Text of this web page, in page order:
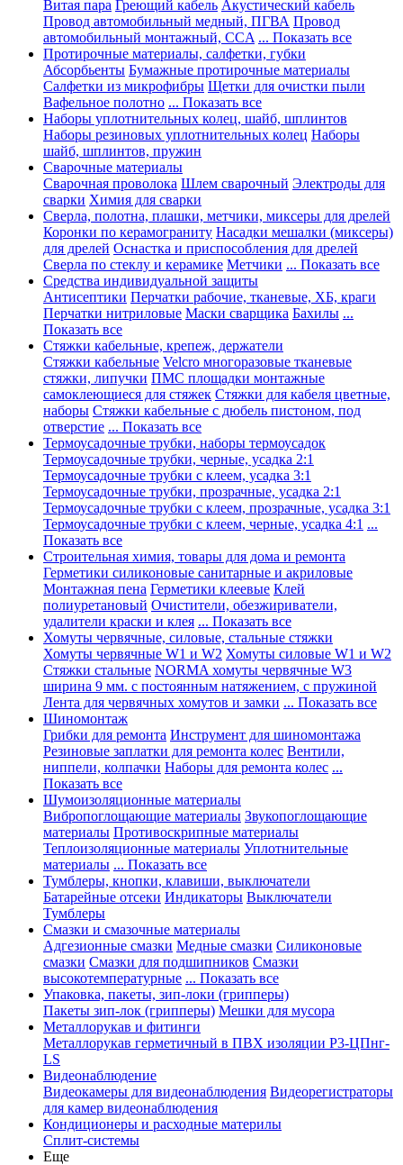
Витая пара Греющий кабель Акустический кабель
Провод автомобильный медный, ПГВА Провод
автомобильный монтажный, CCA ... Показать все
Протирочные материалы, салфетки, губки
Абсорбьенты Бумажные протирочные материалы
Салфетки из микрофибры Щетки для очистки пыли
Вафельное полотно ... Показать все
Наборы уплотнительных колец, шайб, шплинтов
Наборы резиновых уплотнительных колец Наборы
шайб, шплинтов, пружин
Сварочные материалы
Сварочная проволока Шлем сварочный Электроды для
сварки Химия для сварки
Сверла, полотна, плашки, метчики, миксеры для дрелей
Коронки по керамограниту Насадки мешалки (миксеры)
для дрелей Оснастка и приспособления для дрелей
Сверла по стеклу и керамике Метчики ... Показать все
Средства индивидуальной защиты
Антисептики Перчатки рабочие, тканевые, ХБ, краги
Перчатки нитриловые Маски сварщика Бахилы ...
Показать все
Стяжки кабельные, крепеж, держатели
Стяжки кабельные Velcro многоразовые тканевые
стяжки, липучки ПМС площадки монтажные
самоклеющиеся для стяжек Стяжки для кабеля цветные,
наборы Стяжки кабельные с дюбель пистоном, под
отверстие ... Показать все
Термоусадочные трубки, наборы термоусадок
Термоусадочные трубки, черные, усадка 2:1
Термоусадочные трубки с клеем, усадка 3:1
Термоусадочные трубки, прозрачные, усадка 2:1
Термоусадочные трубки с клеем, прозрачные, усадка 3:1
Термоусадочные трубки с клеем, черные, усадка 4:1 ...
Показать все
Строительная химия, товары для дома и ремонта
Герметики силиконовые санитарные и акриловые
Монтажная пена Герметики клеевые Клей
полиуретановый Очистители, обезжириватели,
удалители краски и клея ... Показать все
Хомуты червячные, силовые, стальные стяжки
Хомуты червячные W1 и W2 Хомуты силовые W1 и W2
Стяжки стальные NORMA хомуты червячные W3
ширина 9 мм. с постоянным натяжением, с пружиной
Лента для червячных хомутов и замки ... Показать все
Шиномонтаж
Грибки для ремонта Инструмент для шиномонтажа
Резиновые заплатки для ремонта колес Вентили,
ниппели, колпачки Наборы для ремонта колес ...
Показать все
Шумоизоляционные материалы
Вибропоглощающие материалы Звукопоглощающие
материалы Противоскрипные материалы
Теплоизоляционные материалы Уплотнительные
материалы ... Показать все
Тумблеры, кнопки, клавиши, выключатели
Батарейные отсеки Индикаторы Выключатели
Тумблеры
Смазки и смазочные материалы
Адгезионные смазки Медные смазки Силиконовые
смазки Смазки для подшипников Смазки
высокотемпературные ... Показать все
Упаковка, пакеты, зип-локи (грипперы)
Пакеты зип-лок (грипперы) Мешки для мусора
Металлорукав и фитинги
Металлорукав герметичный в ПВХ изоляции Р3-ЦПнг-
LS
Видеонаблюдение
Видеокамеры для видеонаблюдения Видеорегистраторы
для камер видеонаблюдения
Кондиционеры и расходные материлы
Сплит-системы
Еще